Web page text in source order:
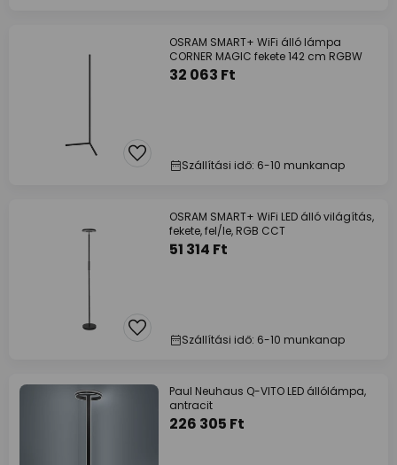
OSRAM SMART+ WiFi álló lámpa
CORNER MAGIC fekete 142 cm RGBW
32 063 Ft
Szállítási idő: 6-10 munkanap
OSRAM SMART+ WiFi LED álló világítás,
fekete, fel/le, RGB CCT
51 314 Ft
Szállítási idő: 6-10 munkanap
Paul Neuhaus Q-VITO LED állólámpa,
antracit
226 305 Ft